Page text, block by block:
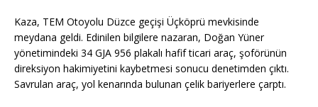
Kaza, TEM Otoyolu Düzce geçişi Üçköprü mevkisinde
meydana geldi. Edinilen bilgilere nazaran, Doğan Yüner
yönetimindeki 34 GJA 956 plakalı hafif ticari araç, şoförünün
direksiyon hakimiyetini kaybetmesi sonucu denetimden çıktı.
Savrulan araç, yol kenarında bulunan çelik bariyerlere çarptı.